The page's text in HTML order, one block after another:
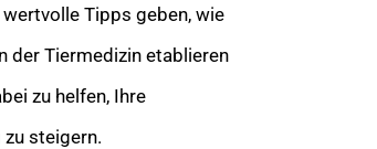
Tipps geben, wie
der Tiermedizin etablieren
zu helfen, Ihre
steigern.